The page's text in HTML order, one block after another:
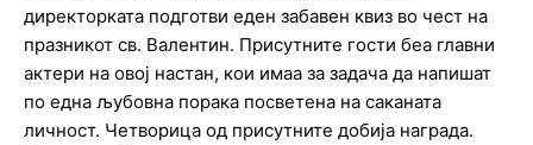
директорката подготви еден забавен квиз во чест на
празникот св. Валентин. Присутните гости беа главни
актери на овој настан, кои имаа за задача да напишат
по една љубовна порака посветена на саканата
личност. Четворица од присутните добија награда.